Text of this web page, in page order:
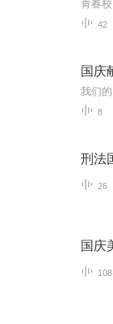
42
国庆
8
刑法
26
国庆
108